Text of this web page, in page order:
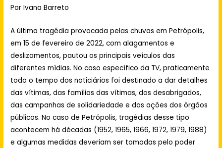
Por Ivana Barreto
A última tragédia provocada pelas chuvas em Petrópolis,
em 15 de fevereiro de 2022, com alagamentos e
deslizamentos, pautou os principais veículos das
diferentes mídias. No caso específico da TV, praticamente
todo o tempo dos noticiários foi destinado a dar detalhes
das vítimas, das famílias das vítimas, dos desabrigados,
das campanhas de solidariedade e das ações dos órgãos
públicos. No caso de Petrópolis, tragédias desse tipo
acontecem há décadas (1952, 1965, 1966, 1972, 1979, 1988)
e algumas medidas deveriam ser tomadas pelo poder